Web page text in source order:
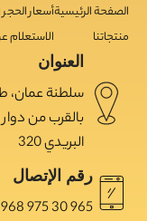
الصفحة الرئيسية
منتجاتنا
أسعار
الاستعلام
العنوان
سلطنة عمان،
البريدي 320
رقم الإتصال
965 30 975 968+